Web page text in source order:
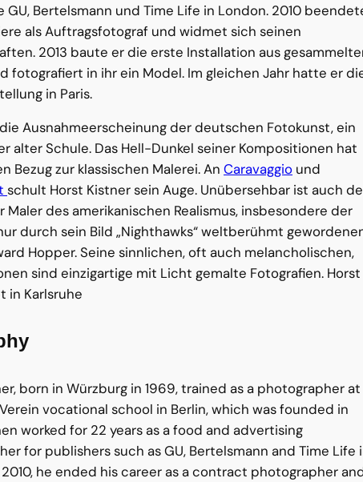
GU, Bertelsmann und Time Life in London. 2010
als Auftragsfotograf und widmet sich seinen
2013 baute er die erste Installation aus
fotografiert in ihr ein Model. Im gleichen Jahr hatte er
in Paris.
Ausnahmeerscheinung der deutschen Fotokunst, ein
alter Schule. Das Hell-Dunkel seiner Kompositionen hat
Bezug zur klassischen Malerei. An Caravaggio und
schult Horst Kistner sein Auge. Unübersehbar ist auch
Maler des amerikanischen Realismus, insbesondere der
durch sein Bild „Nighthawks“ weltberühmt
Hopper. Seine sinnlichen, oft auch melancholischen,
sind einzigartige mit Licht gemalte Fotografien. Horst
in Karlsruhe
born in Würzburg in 1969, trained as a photographer at
vocational school in Berlin, which was founded in
worked for 22 years as a food and advertising
for publishers such as GU, Bertelsmann and Time Life
he ended his career as a contract photographer